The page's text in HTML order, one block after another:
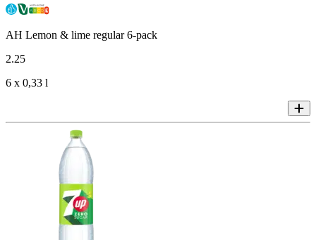
AH Lemon & lime regular 6-pack
2.25
6 x 0,33 l